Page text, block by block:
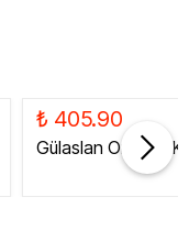
₺ 405.90
Gülaslan Organik